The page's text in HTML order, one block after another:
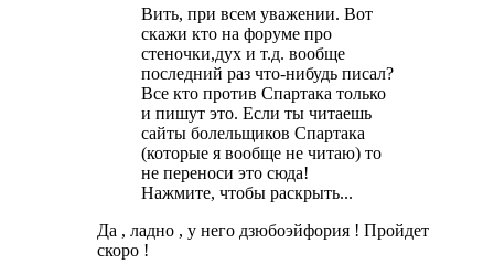
Вить, при всем уважении. Вот
скажи кто на форуме про
стеночки,дух и т.д. вообще
последний раз что-нибудь писал?
Все кто против Спартака только
и пишут это. Если ты читаешь
сайты болельщиков Спартака
(которые я вообще не читаю) то
не переноси это сюда!
Нажмите, чтобы раскрыть...
Да , ладно , у него дзюбоэйфория ! Пройдет
скоро !